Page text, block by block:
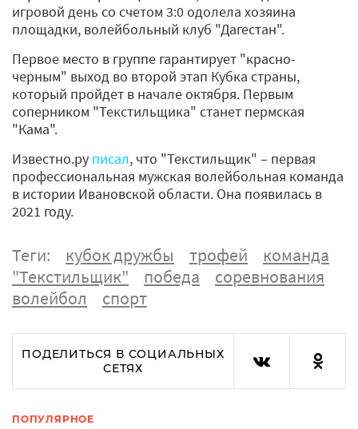
игровой день со счетом 3:0 одолела хозяина
площадки, волейбольный клуб "Дагестан".
Первое место в группе гарантирует "красно-
черным" выход во второй этап Кубка страны,
который пройдет в начале октября. Первым
соперником "Текстильщика" станет пермская
"Кама".
Известно.ру писал, что "Текстильщик" – первая
профессиональная мужская волейбольная команда
в истории Ивановской области. Она появилась в
2021 году.
Теги: кубок дружбы трофей
команда
"Текстильщик"
победа
соревнования
волейбол
спорт
ПОДЕЛИТЬСЯ В СОЦИАЛЬНЫХ
СЕТЯХ
ПОПУЛЯРНОЕ